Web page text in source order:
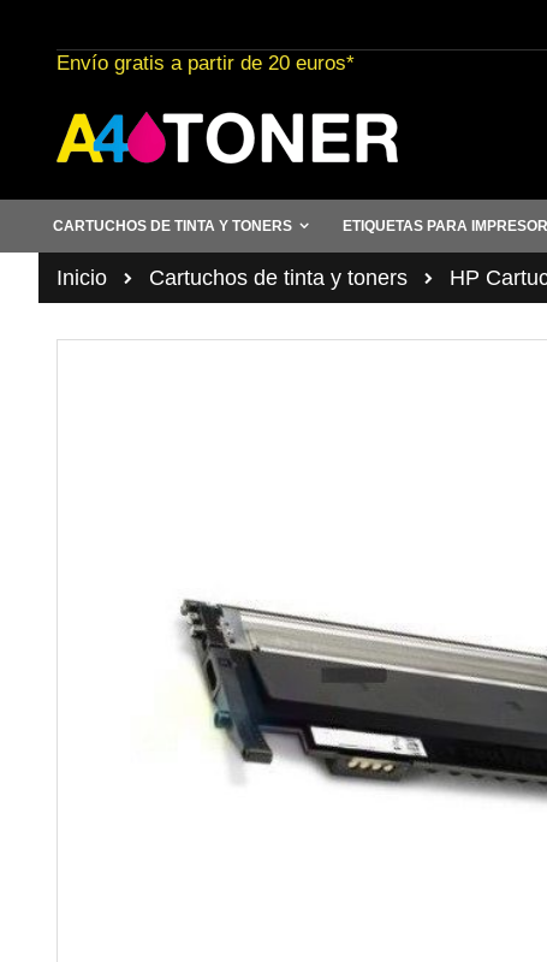
al
contenido
Envío gratis a partir de 20 euros*
CARTUCHOS DE TINTA Y TONERS ETIQUETAS PARA
Inicio Cartuchos de tinta y toners HP